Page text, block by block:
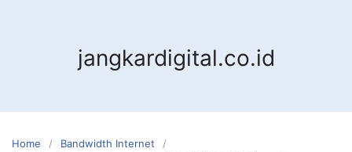
jangkardigital.co.id
Home
Bandwidth Internet